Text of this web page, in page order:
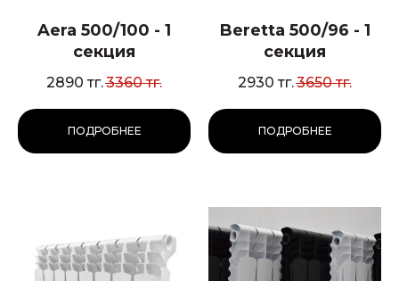
Aera 500/100 - 1
секция
2890 тг.3360 тг.
ПОДРОБНЕЕ
Beretta 500/96 - 1
секция
2930 тг.3650 тг.
ПОДРОБНЕЕ